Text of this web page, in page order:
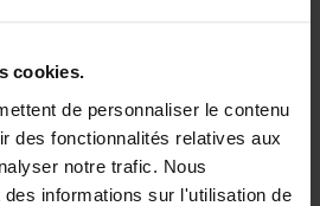
cookies.
de personnaliser le contenu
des fonctionnalités relatives aux
notre trafic. Nous
des informations sur l'utilisation de
Offer You Can't
Van Belleghem
souple
2020 256